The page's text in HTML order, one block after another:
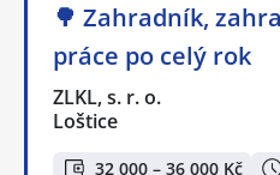
🌳 Zahradník,
práce po celý rok
ZLKL, s. r. o.
Loštice
32 000 – 36 000 Kč